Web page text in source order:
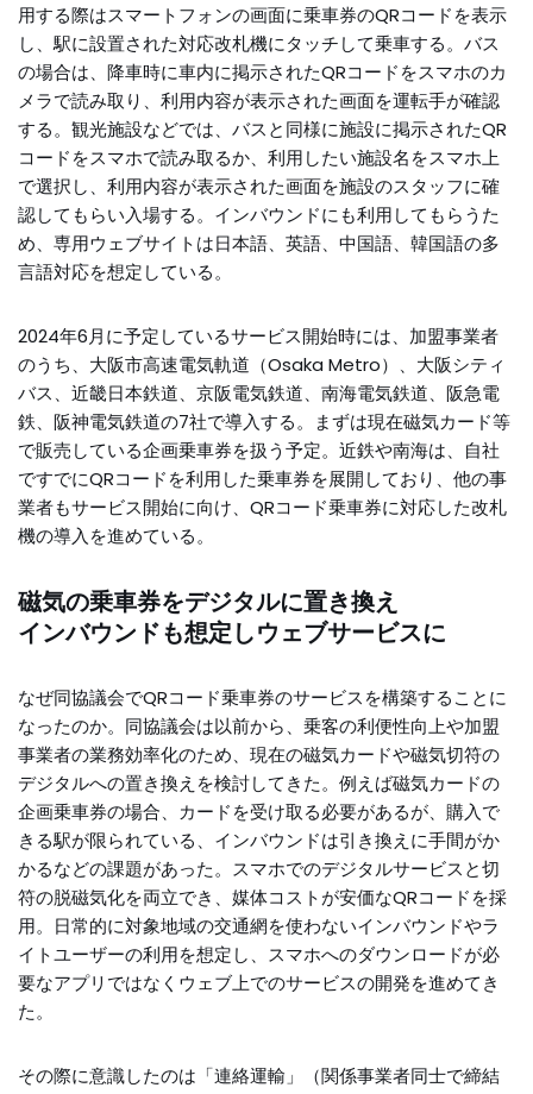
用する際はスマートフォンの画面に乗車券のQRコードを表示
し、駅に設置された対応改札機にタッチして乗車する。バス
の場合は、降車時に車内に掲示されたQRコードをスマホのカ
メラで読み取り、利用内容が表示された画面を運転手が確認
する。観光施設などでは、バスと同様に施設に掲示されたQR
コードをスマホで読み取るか、利用したい施設名をスマホ上
で選択し、利用内容が表示された画面を施設のスタッフに確
認してもらい入場する。インバウンドにも利用してもらうた
め、専用ウェブサイトは日本語、英語、中国語、韓国語の多
言語対応を想定している。
2024年6月に予定しているサービス開始時には、加盟事業者
のうち、大阪市高速電気軌道（Osaka Metro）、大阪シティ
バス、近畿日本鉄道、京阪電気鉄道、南海電気鉄道、阪急電
鉄、阪神電気鉄道の7社で導入する。まずは現在磁気カード等
で販売している企画乗車券を扱う予定。近鉄や南海は、自社
ですでにQRコードを利用した乗車券を展開しており、他の事
業者もサービス開始に向け、QRコード乗車券に対応した改札
機の導入を進めている。
磁気の乗車券をデジタルに置き換え
インバウンドも想定しウェブサービスに
なぜ同協議会でQRコード乗車券のサービスを構築することに
なったのか。同協議会は以前から、乗客の利便性向上や加盟
事業者の業務効率化のため、現在の磁気カードや磁気切符の
デジタルへの置き換えを検討してきた。例えば磁気カードの
企画乗車券の場合、カードを受け取る必要があるが、購入で
きる駅が限られている、インバウンドは引き換えに手間がか
かるなどの課題があった。スマホでのデジタルサービスと切
符の脱磁気化を両立でき、媒体コストが安価なQRコードを採
用。日常的に対象地域の交通網を使わないインバウンドやラ
イトユーザーの利用を想定し、スマホへのダウンロードが必
要なアプリではなくウェブ上でのサービスの開発を進めてき
た。
その際に意識したのは「連絡運輸」（関係事業者同士で締結